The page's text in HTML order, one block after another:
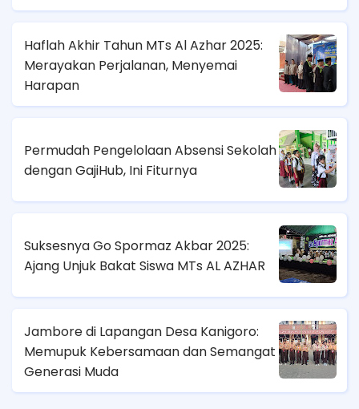
Haflah Akhir Tahun MTs Al Azhar 2025:
Merayakan Perjalanan, Menyemai
Harapan
Permudah Pengelolaan Absensi Sekolah
dengan GajiHub, Ini Fiturnya
Suksesnya Go Spormaz Akbar 2025:
Ajang Unjuk Bakat Siswa MTs AL AZHAR
Jambore di Lapangan Desa Kanigoro:
Memupuk Kebersamaan dan Semangat
Generasi Muda